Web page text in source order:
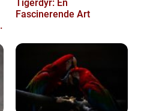
Tigerdyr: En
Fascinerende Art